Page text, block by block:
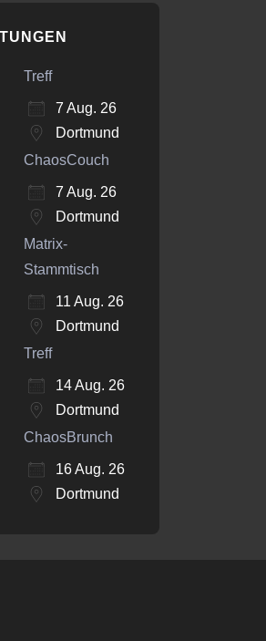
Treff
7 Aug. 26
Dortmund
ChaosCouch
7 Aug. 26
Dortmund
Matrix-
Stammtisch
11 Aug. 26
Dortmund
Treff
14 Aug. 26
Dortmund
ChaosBrunch
16 Aug. 26
Dortmund